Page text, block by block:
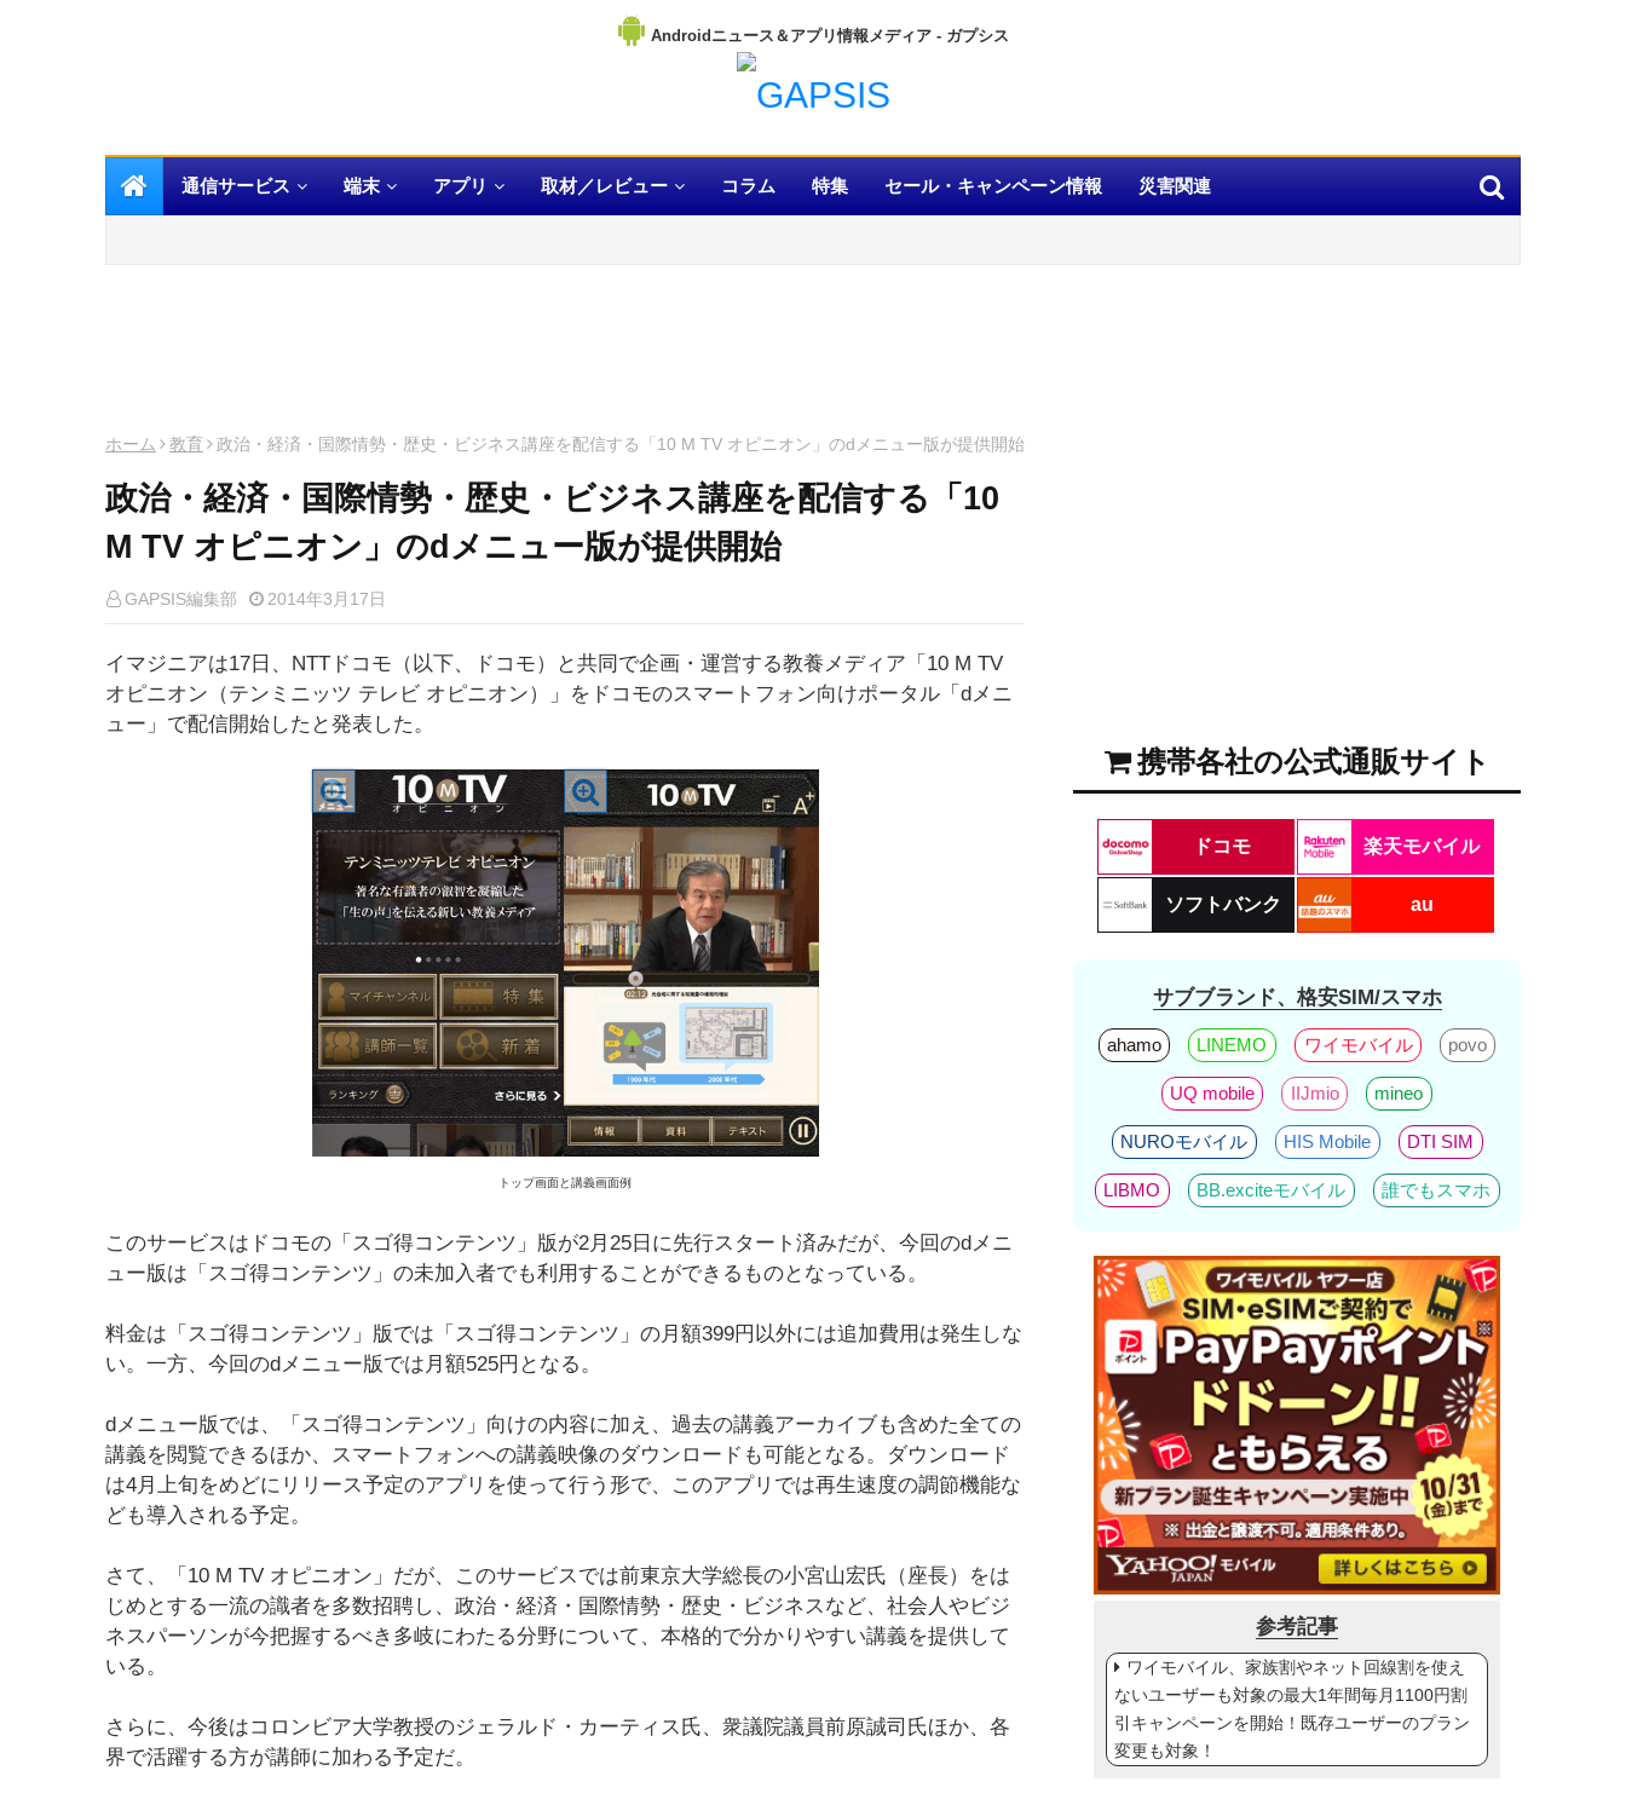
Androidニュース＆アプリ情報メディア
通信サービス 端末 アプリ 取材／レビュー コラム 特集 セール・キャンペーン情報 災害関連
ホーム 教育 政治・経済・国際情勢・歴史・ビジネス講座を配信する「10 M TV オピニオン」のdメニュー版が提供開始
政治・経済・国際情勢・歴史・ビジネス講座を配信する「10
M TV オピニオン」のdメニュー版が提供開始
GAPSIS編集部 2014年3月17日
イマジニアは17日、NTTドコモ（以下、ドコモ）と共同で企画・運営する教養メディア「10 M TV
オピニオン（テンミニッツ テレビ オピニオン）」をドコモのスマートフォン向けポータル「dメニ
ュー」で配信開始したと発表した。
トップ画面と講義画面例
このサービスはドコモの「スゴ得コンテンツ」版が2月25日に先行スタート済みだが、今回のdメニ
ュー版は「スゴ得コンテンツ」の未加入者でも利用することができるものとなっている。
料金は「スゴ得コンテンツ」版では「スゴ得コンテンツ」の月額399円以外には追加費用は発生しな
い。一方、今回のdメニュー版では月額525円となる。
dメニュー版では、「スゴ得コンテンツ」向けの内容に加え、過去の講義アーカイブも含めた全ての
講義を閲覧できるほか、スマートフォンへの講義映像のダウンロードも可能となる。ダウンロード
は4月上旬をめどにリリース予定のアプリを使って行う形で、このアプリでは再生速度の調節機能な
ども導入される予定。
さて、「10 M TV オピニオン」だが、このサービスでは前東京大学総長の小宮山宏氏（座長）をは
じめとする一流の識者を多数招聘し、政治・経済・国際情勢・歴史・ビジネスなど、社会人やビジ
ネスパーソンが今把握するべき多岐にわたる分野について、本格的で分かりやすい講義を提供して
いる。
さらに、今後はコロンビア大学教授のジェラルド・カーティス氏、衆議院議員前原誠司氏ほか、各
界で活躍する方が講師に加わる予定だ。
携帯各社の公式通販サイト
ドコモ 楽天モバイル
ソフトバンク au
サブブランド、格安SIM/スマホ
ahamo LINEMO ワイモバイル povo
UQ mobile IIJmio mineo
NUROモバイル HIS Mobile DTI SIM
LIBMO BB.exciteモバイル 誰でもスマホ
参考記事
ワイモバイル、家族割やネット回線割を使え
ないユーザーも対象の最大1年間毎月1100円割
引キャンペーンを開始！既存ユーザーのプラン
変更も対象！